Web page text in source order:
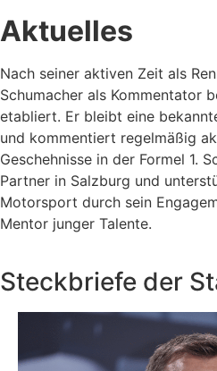
Aktuelles
Nach seiner aktiven Zeit als
Schumacher als Kommentator
etabliert. Er bleibt eine
und kommentiert regelmäßig
Geschehnisse in der Formel 1.
Partner in Salzburg und
Motorsport durch sein
Mentor junger Talente.
Steckbriefe der